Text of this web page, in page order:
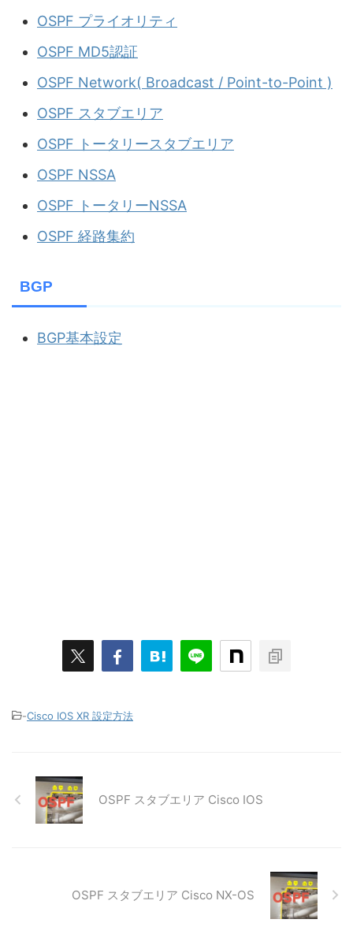
OSPF プライオリティ
OSPF MD5認証
OSPF Network( Broadcast / Point-to-Point )
OSPF スタブエリア
OSPF トータリースタブエリア
OSPF NSSA
OSPF トータリーNSSA
OSPF 経路集約
BGP
BGP基本設定
-Cisco IOS XR 設定方法
OSPF スタブエリア Cisco IOS
OSPF スタブエリア Cisco NX-OS